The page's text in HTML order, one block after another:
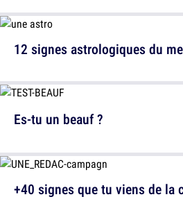
12 signes astrologiques du
Es-tu un beauf ?
+40 signes que tu viens de la